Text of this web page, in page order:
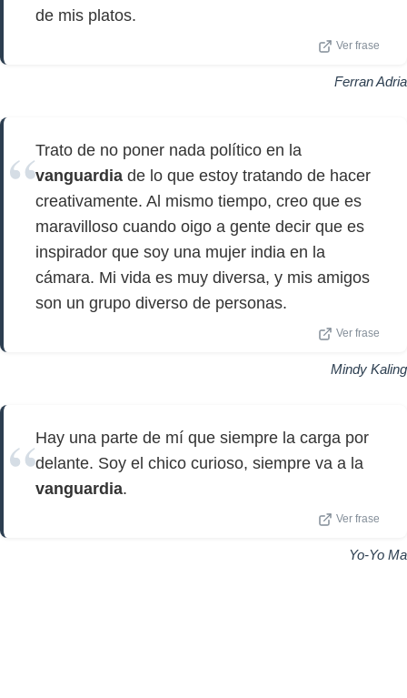
de mis platos.
Ver frase
Ferran Adria
Trato de no poner nada político en la
vanguardia de lo que estoy tratando de hacer
creativamente. Al mismo tiempo, creo que es
maravilloso cuando oigo a gente decir que es
inspirador que soy una mujer india en la
cámara. Mi vida es muy diversa, y mis amigos
son un grupo diverso de personas.
Ver frase
Mindy Kaling
Hay una parte de mí que siempre la carga por
delante. Soy el chico curioso, siempre va a la
vanguardia.
Ver frase
Yo-Yo Ma